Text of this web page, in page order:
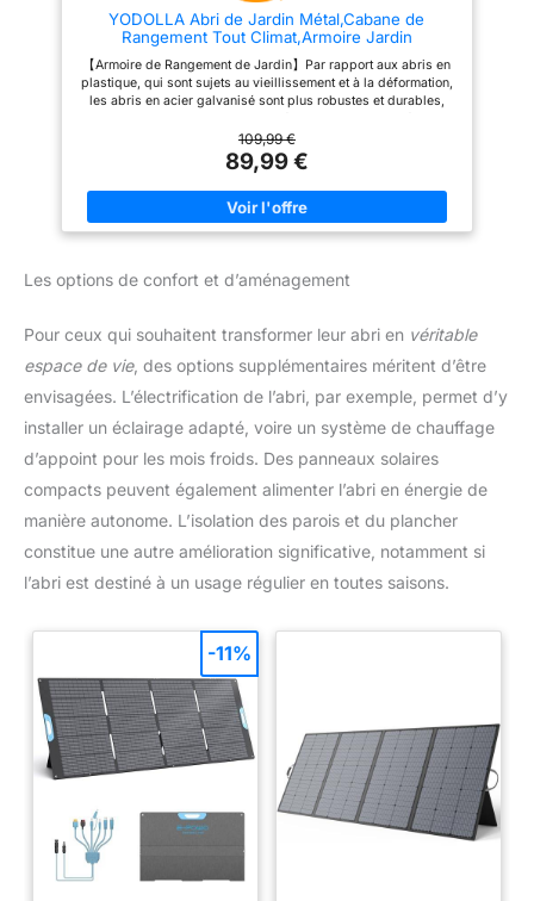
pour le petit stockage intérieur
pour répondre aux besoins de
stockage de divers scénarios.
【SERVICE À CLIENTÈLE♥】Si
vous avez des questions sur
l’ensemble du processus
nous contacter et notre équipe y
pour garantir une expérience
YODOLLA Abri de Jardin Métal,Cabane de
Rangement Tout Climat,Armoire Jardin
【Armoire de Rangement de Jardin】Par rapport aux abris en
plastique, qui sont sujets au vieillissement et à la déformation,
les abris en acier galvanisé sont plus robustes et durables,
une utilisation en extérieur à long terme. 【Facile à Installer】
L'abri de rangement dispose d'un guide vidéo d'installation,
deux personnes peuvent gérer l'installation et est livré avec
des instructions détaillées (français non garanti). 【Étagères
Réglables】: dispose d'un rabat amovible intégré qui permet
de ranger proprement 8 arrosoirs de taille standard lorsqu'ils
de rangement polyvalentes. 【Rangement Intérieur & Extérieur
pesant 43 kg et résistante aux vents forts. Chaque étagère
intérieur et en extérieur. 【Achat sans soucis】 Profitez d'un
service client convivial à vie d'un an. Nous sommes toujours là
pour vous aider chaque fois que vous avez besoin de nous.
109,99 €
89,99 €
Les options de confort et d’aménagement
Pour ceux qui souhaitent transformer leur abri en véritable
espace de vie, des options supplémentaires méritent d’être
envisagées. L’électrification de l’abri, par exemple, permet d’y
installer un éclairage adapté, voire un système de chauffage
d’appoint pour les mois froids. Des panneaux solaires
compacts peuvent également alimenter l’abri en énergie de
manière autonome. L’isolation des parois et du plancher
constitue une autre amélioration significative, notamment si
l’abri est destiné à un usage régulier en toutes saisons.
-11%